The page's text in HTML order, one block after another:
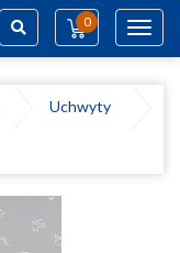
0
Uchwyty